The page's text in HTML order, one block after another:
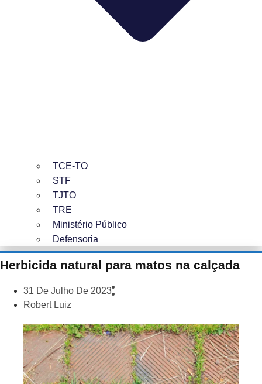
TCE-TO
STF
TJTO
TRE
Ministério Público
Defensoria
Herbicida natural para matos na calçada
31 De Julho De 2023
Robert Luiz